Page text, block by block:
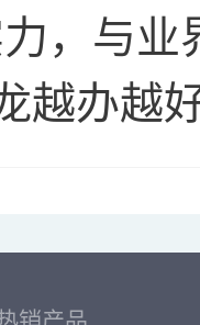
，与
越办越